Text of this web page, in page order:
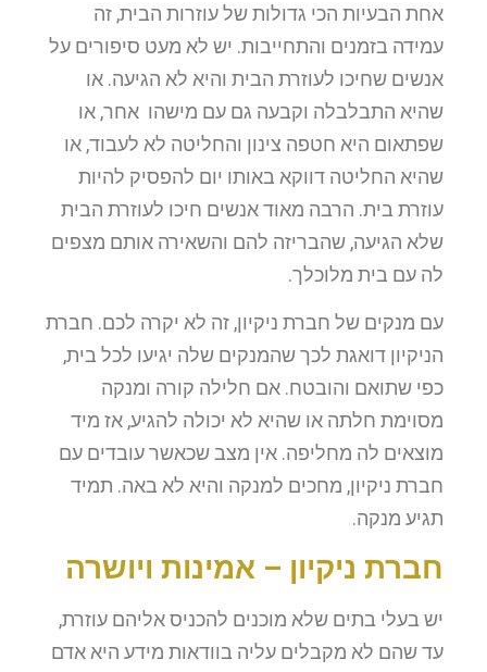
אחת הבעיות הכי גדולות של עוזרות הבית, זה
עמידה בזמנים והתחייבות. יש לא מעט סיפורים על
אנשים שחיכו לעוזרת הבית והיא לא הגיעה. או
שהיא התבלבלה וקבעה גם עם מישהו אחר, או
שפתאום היא חטפה צינון והחליטה לא לעבוד, או
שהיא החליטה דווקא באותו יום להפסיק להיות
עוזרת בית. הרבה מאוד אנשים חיכו לעוזרת הבית
שלא הגיעה, שהבריזה להם והשאירה אותם מצפים
לה עם בית מלוכלך.
עם מנקים של חברת ניקיון, זה לא יקרה לכם. חברת
הניקיון דואגת לכך שהמנקים שלה יגיעו לכל בית,
כפי שתואם והובטח. אם חלילה קורה ומנקה
מסוימת חלתה או שהיא לא יכולה להגיע, אז מיד
מוצאים לה מחליפה. אין מצב שכאשר עובדים עם
חברת ניקיון, מחכים למנקה והיא לא באה. תמיד
תגיע מנקה.
חברת ניקיון – אמינות ויושרה
יש בעלי בתים שלא מוכנים להכניס אליהם עוזרת,
עד שהם לא מקבלים עליה בוודאות מידע היא אדם